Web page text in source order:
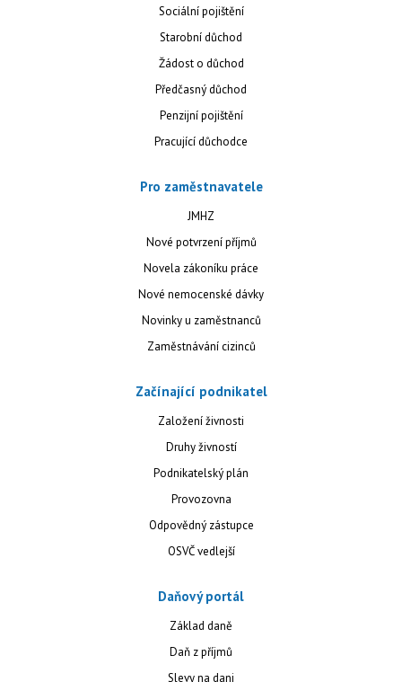
Sociální pojištění
Starobní důchod
Žádost o důchod
Předčasný důchod
Penzijní pojištění
Pracující důchodce
Pro zaměstnavatele
JMHZ
Nové potvrzení příjmů
Novela zákoníku práce
Nové nemocenské dávky
Novinky u zaměstnanců
Zaměstnávání cizinců
Začínající podnikatel
Založení živnosti
Druhy živností
Podnikatelský plán
Provozovna
Odpovědný zástupce
OSVČ vedlejší
Daňový portál
Základ daně
Daň z příjmů
Slevy na dani